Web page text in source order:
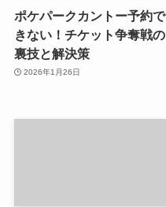
ポケパークカントー予約で
きない！チケット争奪戦の
裏技と解決策
2026年1月26日